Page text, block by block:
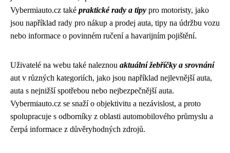
Vybermiauto.cz také praktické rady a tipy pro motoristy, jako
jsou například rady pro nákup a prodej auta, tipy na údržbu vozu
nebo informace o povinném ručení a havarijním pojištění.
Uživatelé na webu také naleznou aktuální žebříčky a srovnání
aut v různých kategoriích, jako jsou například nejlevnější auta,
auta s nejnižší spotřebou nebo nejbezpečnější auta.
Vybermiauto.cz se snaží o objektivitu a nezávislost, a proto
spolupracuje s odborníky z oblasti automobilového průmyslu a
čerpá informace z důvěryhodných zdrojů.